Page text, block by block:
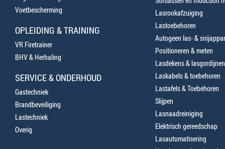
Voetbescherming
OPLEIDING & TRAINING
VR Firetrainer
BHV & Herhaling
SERVICE & ONDERHOUD
Gastechniek
Brandbeveiliging
Lastechniek
Overig
Lasrookafzuiging
Lastoebehoren
Autogeen las- &
Positioneren & meten
Lasdekens & lasgordijnen
Laskabels & toebehoren
Lastafels & Toebehoren
Slijpen
Lasnaadreiniging
Elektrisch gereedschap
Lasautomatisering